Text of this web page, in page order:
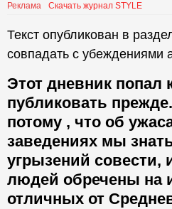
Реклама Скачать журнал STYLE
Текст опубликован в
совпадать с убеждениями
Этот дневник попал
публиковать
потому , что об
заведениях мы
угрызений совести,
людей обречены на
отличных от